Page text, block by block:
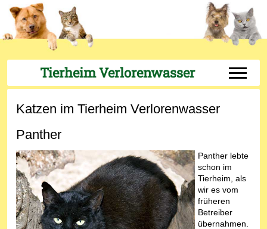
Tierheim Verlorenwasser Off-
Katzen im Tierheim Verlorenwasser
Panther
Panther lebte
schon im
Tierheim, als
wir es vom
früheren
Betreiber
übernahmen.